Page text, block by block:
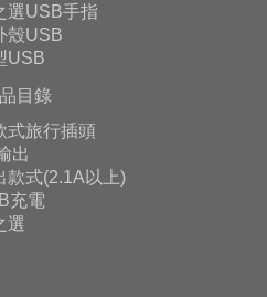
選USB手指
殼USB
USB
目錄
式旅行插頭
出
款式(2.1A以上)
充電
選